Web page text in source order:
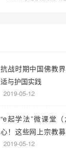
抗战时期中国佛教
适与护国实践
2019-05-12
“e起学法”微课堂
心！这些网上宗教
是违法的
2019-05-12